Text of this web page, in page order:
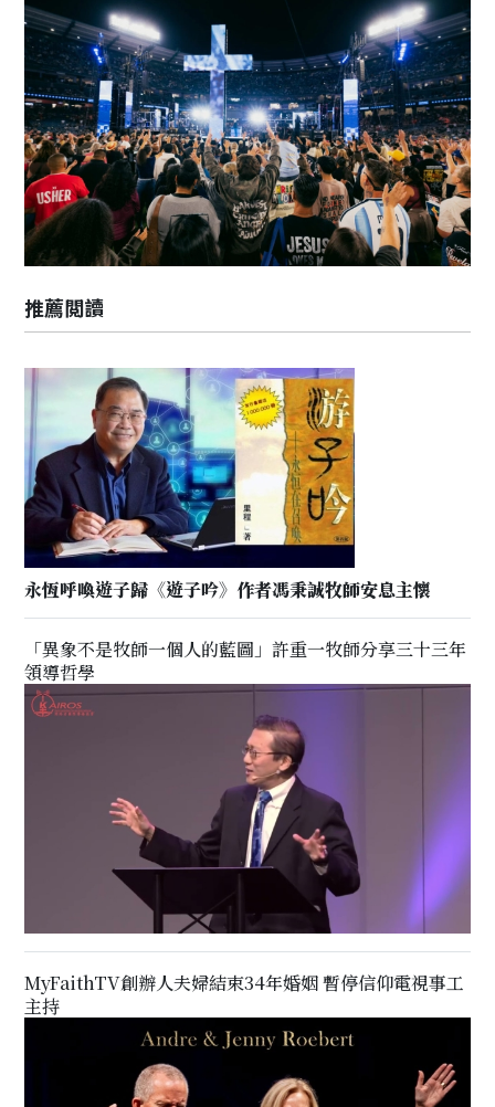
推薦閲讀
永恆呼喚遊子歸《遊子吟》作者馮秉誠牧師安息主懷
「異象不是牧師一個人的藍圖」許重一牧師分享三十三年
領導哲學
MyFaithTV創辦人夫婦結束34年婚姻 暫停信仰電視事工
主持